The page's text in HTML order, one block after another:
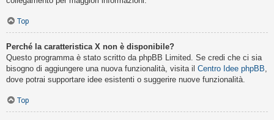
Top
Perché la caratteristica X non è disponibile?
Questo programma è stato scritto da phpBB Limited. Se credi che ci sia
bisogno di aggiungere una nuova funzionalità, visita il Centro Idee phpBB,
dove potrai supportare idee esistenti o suggerire nuove funzionalità.
Top